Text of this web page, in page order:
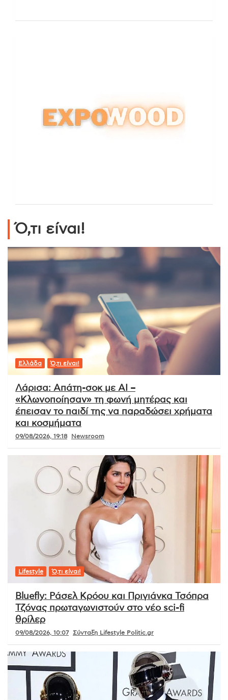
Ό,τι είναι!
Ελλάδα Ό,τι είναι!
Λάρισα: Απάτη-σοκ με AI –
«Κλωνοποίησαν» τη φωνή μητέρας και
έπεισαν το παιδί της να παραδώσει χρήματα
και κοσμήματα
09/08/2026, 19:18 Newsroom
Lifestyle Ό,τι είναι!
Bluefly: Ράσελ Κρόου και Πριγιάνκα Τσόπρα
Τζόνας πρωταγωνιστούν στο νέο sci-fi
θρίλερ
09/08/2026, 10:07 Σύνταξη Lifestyle Politic.gr